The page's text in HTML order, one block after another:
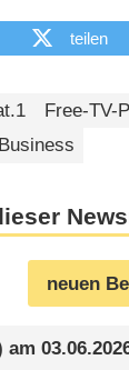
teilen
Free-TV-
neuen
am